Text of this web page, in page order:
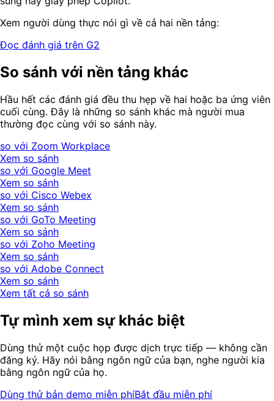
Xem người dùng thực nói gì về cả hai nền tảng:
Đọc đánh giá trên G2
So sánh với nền tảng khác
Hầu hết các đánh giá đều thu hẹp về hai hoặc ba ứng viên
cuối cùng. Đây là những so sánh khác mà người mua
thường đọc cùng với so sánh này.
so với Zoom Workplace
Xem so sánh
so với Google Meet
Xem so sánh
so với Cisco Webex
Xem so sánh
so với GoTo Meeting
Xem so sánh
so với Zoho Meeting
Xem so sánh
so với Adobe Connect
Xem so sánh
Xem tất cả so sánh
Tự mình xem sự khác biệt
Dùng thử một cuộc họp được dịch trực tiếp — không cần
đăng ký. Hãy nói bằng ngôn ngữ của bạn, nghe người kia
bằng ngôn ngữ của họ.
Dùng thử bản demo miễn phíBắt đầu miễn phí